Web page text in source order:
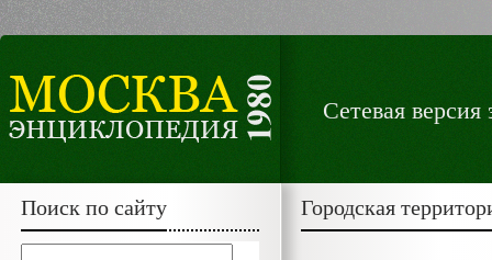
Сетевая
Городская
Поиск по сайту